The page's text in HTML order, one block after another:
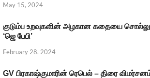
May 15, 2024
குடும்ப உறவுகளின் அழகான கதையை
‘ஜெ பேபி’
February 28, 2024
GV பிரகாஷ்குமாரின் ரெபெல் – திரை